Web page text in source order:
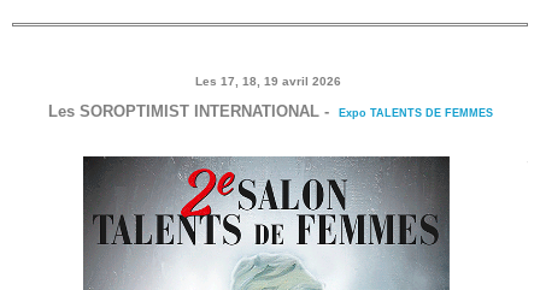
Les 17, 18, 19 avril 2026
Les SOROPTIMIST INTERNATIONAL - Expo TALENTS DE FEMMES